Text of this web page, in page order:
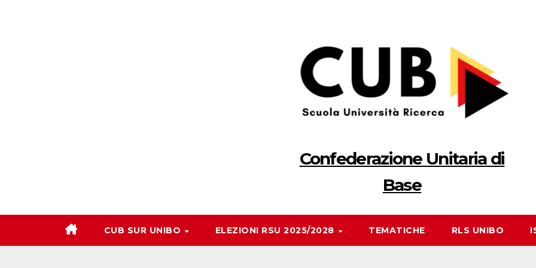
Confederazione Unitaria di
Base
CUB SUR UNIBO ELEZIONI RSU 2025/2028 TEMATICHE RLS UNIBO